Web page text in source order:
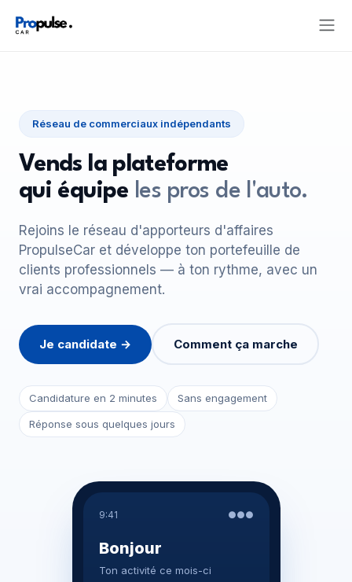
Réseau de commerciaux indépendants
Vends la plateforme
qui équipe les pros de l'auto.
Rejoins le réseau d'apporteurs d'affaires
PropulseCar et développe ton portefeuille de
clients professionnels — à ton rythme, avec un
vrai accompagnement.
Je candidate → Comment ça marche
Candidature en 2 minutes Sans engagement
Réponse sous quelques jours
9:41 ●●●
Bonjour
Ton activité ce mois-ci